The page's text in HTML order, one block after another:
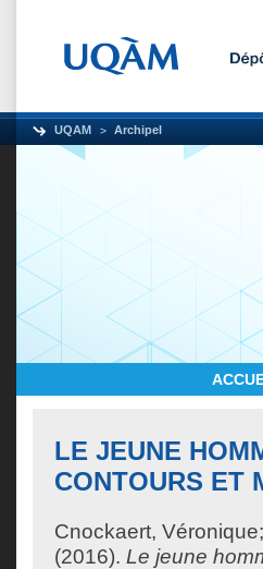
UQAM Archipel
LE JEUNE
CONTOURS ET
Cnockaert, Véronique;
(2016). Le jeune